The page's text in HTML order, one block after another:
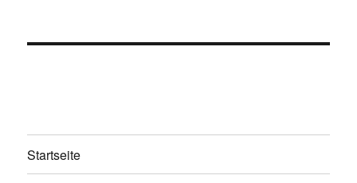
Startseite